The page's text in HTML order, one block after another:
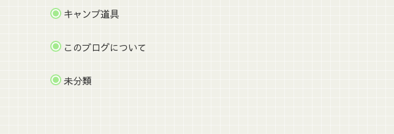
キャンプ道具
このブログについて
未分類